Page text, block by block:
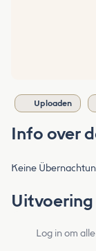
Uploaden
Info over
Keine
Uitvoering
Log in om